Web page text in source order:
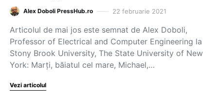
Alex Doboli PressHub.ro 22 februarie 2021
Articolul de mai jos este semnat de Alex Doboli,
Professor of Electrical and Computer Engineering la
Stony Brook University, The State University of New
York: Marți, băiatul cel mare, Michael,…
Vezi articolul